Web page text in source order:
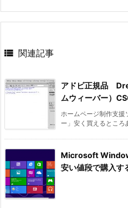
 関連記事
アドビ正規品
ムウィーバー）
ホームページ制作支援
ー」安く買えるところ
Microsoft
安い値段で購入す